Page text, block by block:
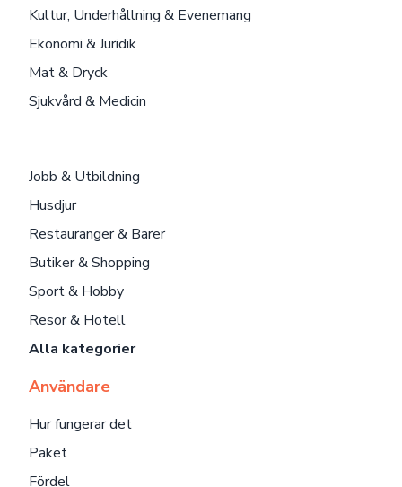
Kultur, Underhållning & Evenemang
Ekonomi & Juridik
Mat & Dryck
Sjukvård & Medicin
Jobb & Utbildning
Husdjur
Restauranger & Barer
Butiker & Shopping
Sport & Hobby
Resor & Hotell
Alla kategorier
Användare
Hur fungerar det
Paket
Fördel